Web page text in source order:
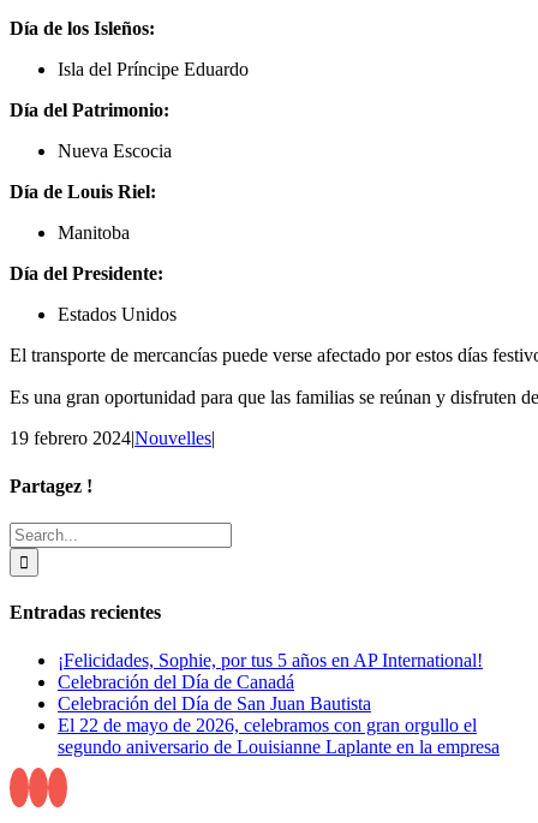
Día de los Isleños:
Isla del Príncipe Eduardo
Día del Patrimonio:
Nueva Escocia
Día de Louis Riel:
Manitoba
Día del Presidente:
Estados Unidos
El transporte de mercancías puede verse afectado por estos días
Es una gran oportunidad para que las familias se reúnan y disfruten
19 febrero 2024|Nouvelles|
Partagez !
Facebook
X
Reddit
LinkedIn
Tumblr
Pinterest
Email
Search
for:
Entradas recientes
¡Felicidades, Sophie, por tus 5 años en AP International!
Celebración del Día de Canadá
Celebración del Día de San Juan Bautista
El 22 de mayo de 2026, celebramos con gran orgullo el
segundo aniversario de Louisianne Laplante en la empresa